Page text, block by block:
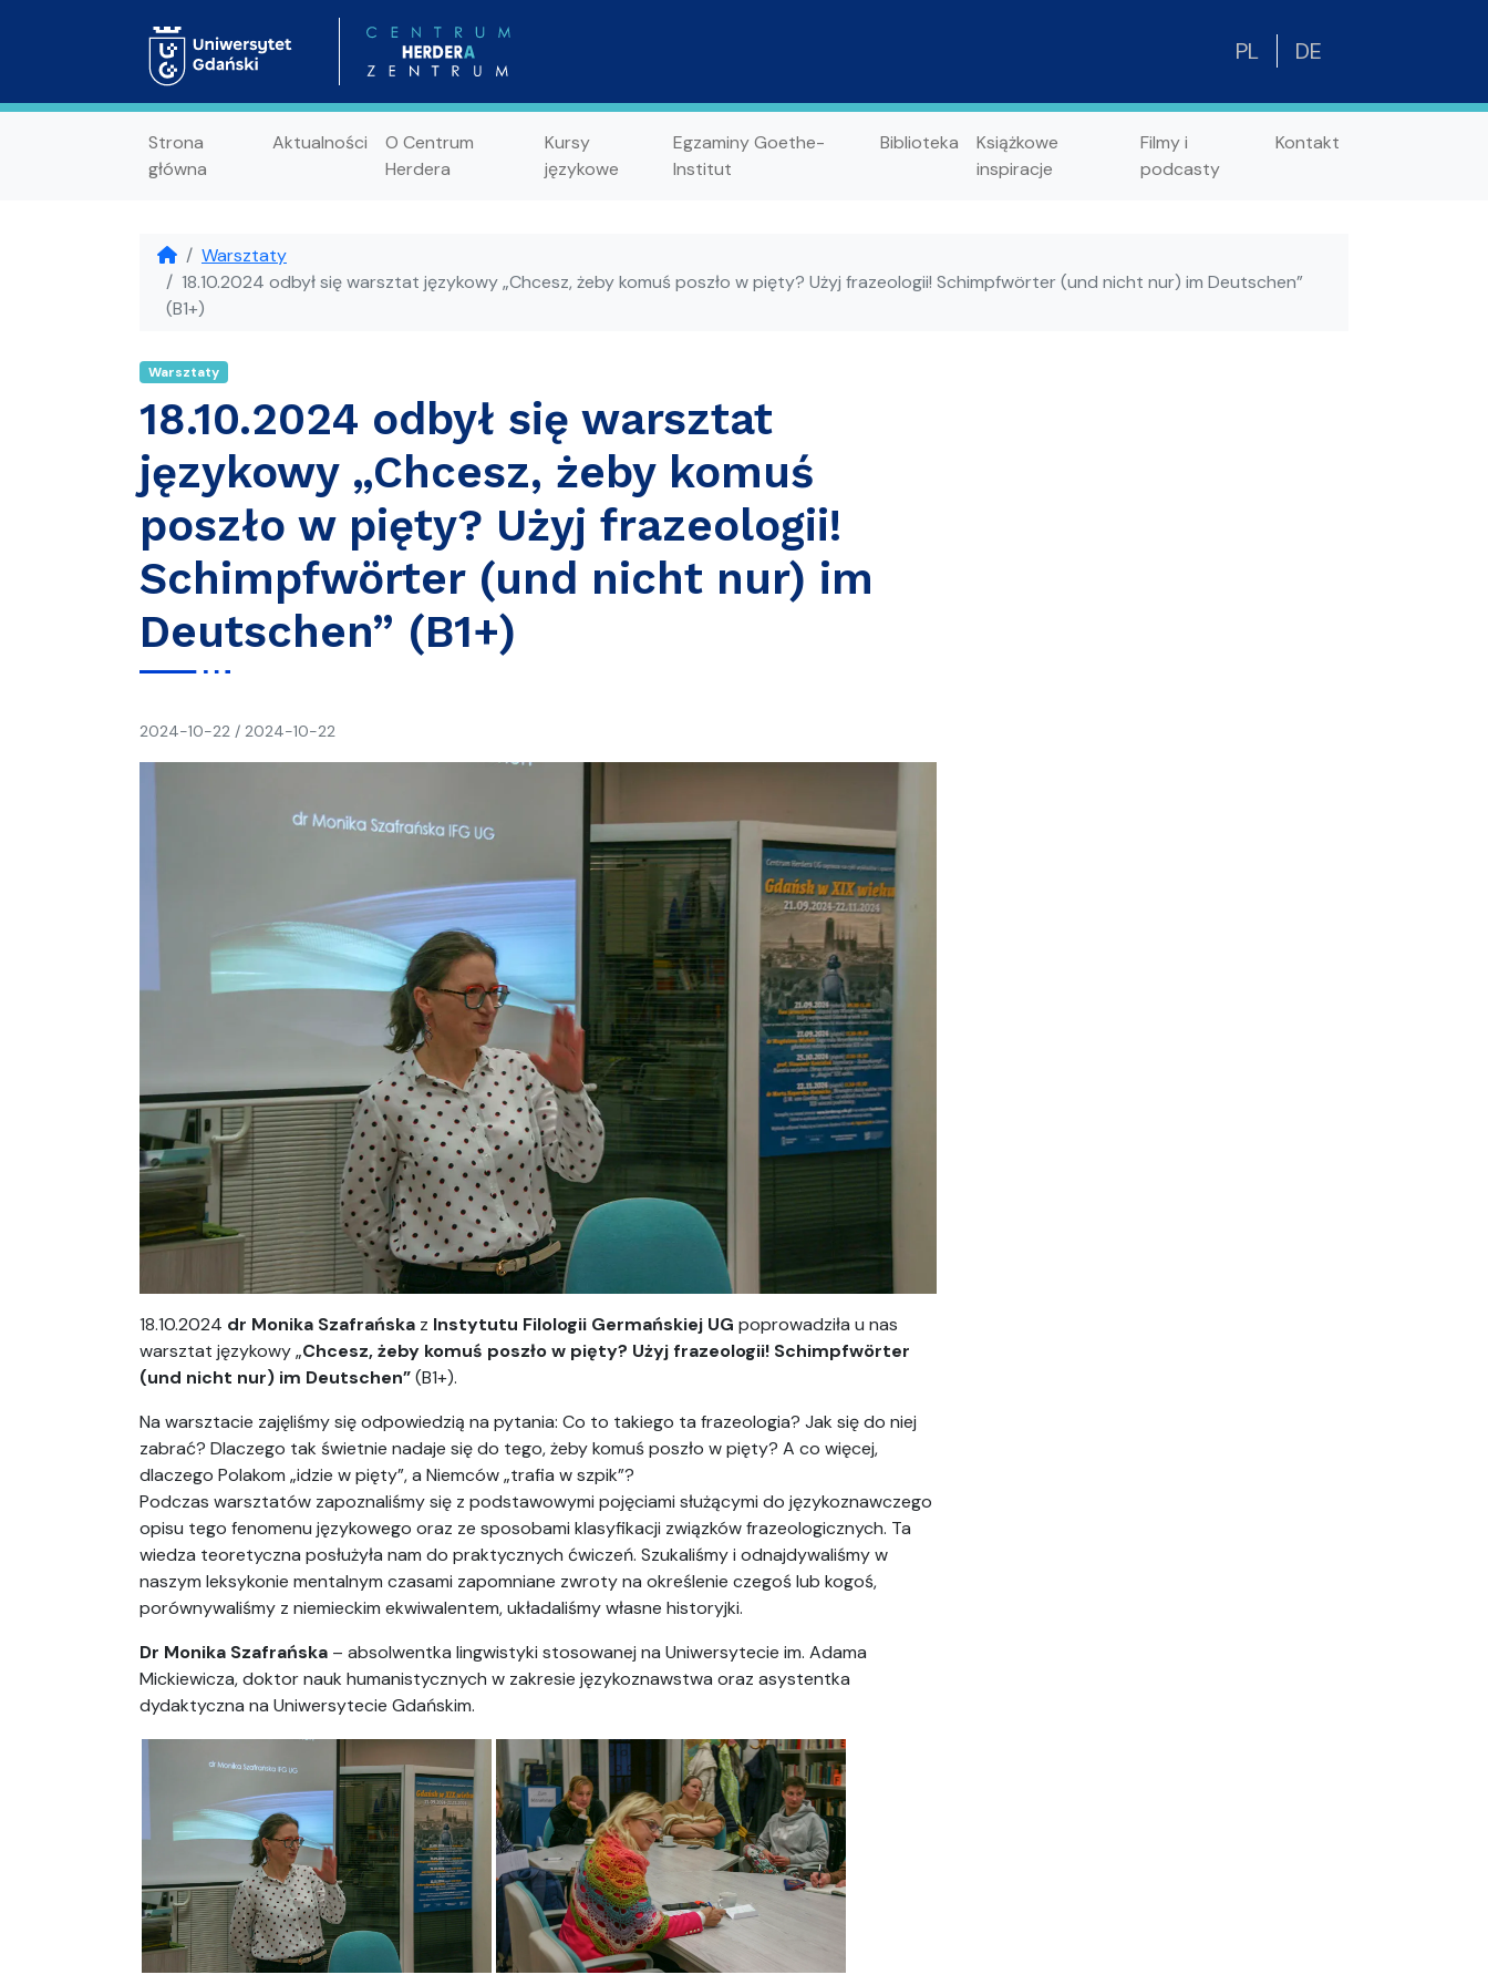
PL DE
Strona
główna
Aktualności
O Centrum
Herdera
Kursy
językowe
Egzaminy Goethe-
Institut
Biblioteka
Książkowe
inspiracje
Filmy i
podcasty
Kontakt
Warsztaty
18.10.2024 odbył się warsztat językowy „Chcesz, żeby komuś poszło w pięty? Użyj frazeologii! Schimpfwörter (und nicht nur) im Deutschen”
(B1+)
Warsztaty
18.10.2024 odbył się warsztat
językowy „Chcesz, żeby komuś
poszło w pięty? Użyj frazeologii!
Schimpfwörter (und nicht nur) im
Deutschen” (B1+)
2024-10-22 / 2024-10-22
18.10.2024 dr Monika Szafrańska z Instytutu Filologii Germańskiej UG poprowadziła u nas
warsztat językowy „Chcesz, żeby komuś poszło w pięty? Użyj frazeologii! Schimpfwörter
(und nicht nur) im Deutschen”(B1+).
Na warsztacie zajęliśmy się odpowiedzią na pytania: Co to takiego ta frazeologia? Jak się do niej
zabrać? Dlaczego tak świetnie nadaje się do tego, żeby komuś poszło w pięty? A co więcej,
dlaczego Polakom „idzie w pięty”, a Niemców „trafia w szpik”?
Podczas warsztatów zapoznaliśmy się z podstawowymi pojęciami służącymi do językoznawczego
opisu tego fenomenu językowego oraz ze sposobami klasyfikacji związków frazeologicznych. Ta
wiedza teoretyczna posłużyła nam do praktycznych ćwiczeń. Szukaliśmy i odnajdywaliśmy w
naszym leksykonie mentalnym czasami zapomniane zwroty na określenie czegoś lub kogoś,
porównywaliśmy z niemieckim ekwiwalentem, układaliśmy własne historyjki.
Dr Monika Szafrańska – absolwentka lingwistyki stosowanej na Uniwersytecie im. Adama
Mickiewicza, doktor nauk humanistycznych w zakresie językoznawstwa oraz asystentka
dydaktyczna na Uniwersytecie Gdańskim.